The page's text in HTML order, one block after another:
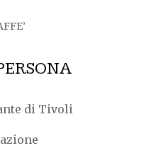
di Tivoli